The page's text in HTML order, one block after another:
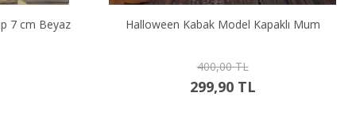
Model Kapaklı Mum Büyük Kuru Kafa Mum